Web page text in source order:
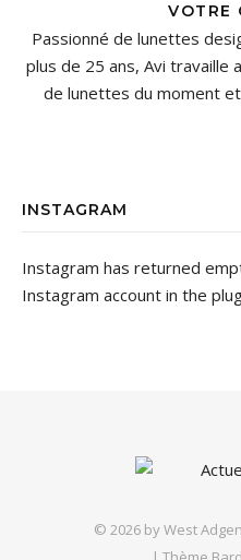
VOTRE
Passionné de lunettes
plus de 25 ans, Avi travaille
de lunettes du moment et
INSTAGRAM
Instagram has returned
Instagram account in the
© 2026 byWest